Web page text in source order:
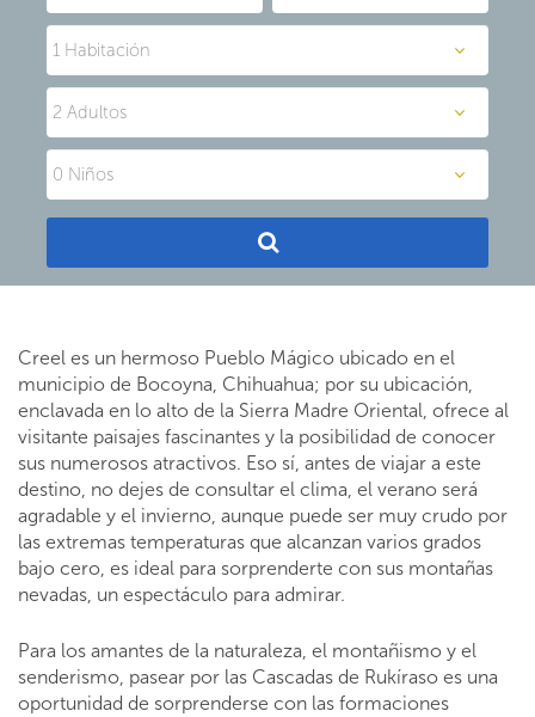
Creel es un hermoso Pueblo Mágico ubicado en el
municipio de Bocoyna, Chihuahua; por su ubicación,
enclavada en lo alto de la Sierra Madre Oriental, ofrece al
visitante paisajes fascinantes y la posibilidad de conocer
sus numerosos atractivos. Eso sí, antes de viajar a este
destino, no dejes de consultar el clima, el verano será
agradable y el invierno, aunque puede ser muy crudo por
las extremas temperaturas que alcanzan varios grados
bajo cero, es ideal para sorprenderte con sus montañas
nevadas, un espectáculo para admirar.
Para los amantes de la naturaleza, el montañismo y el
senderismo, pasear por las Cascadas de Rukíraso es una
oportunidad de sorprenderse con las formaciones